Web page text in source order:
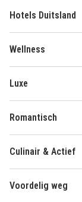
Hotels Duitsland
Wellness
Luxe
Romantisch
Culinair & Actief
Voordelig weg